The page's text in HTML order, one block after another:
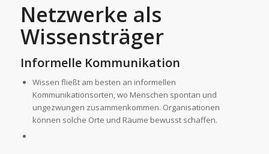
Netzwerke als
Wissensträger
Informelle Kommunikation
Wissen fließt am besten an informellen
Kommunikationsorten, wo Menschen spontan und
ungezwungen zusammenkommen. Organisationen
können solche Orte und Räume bewusst schaffen.